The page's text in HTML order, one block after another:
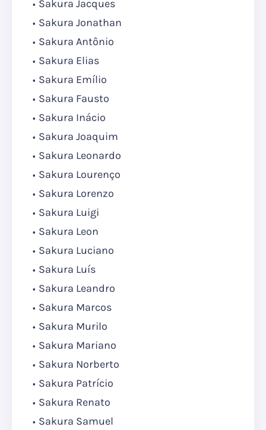
Sakura Jacques
Sakura Jonathan
Sakura Antônio
Sakura Elias
Sakura Emílio
Sakura Fausto
Sakura Inácio
Sakura Joaquim
Sakura Leonardo
Sakura Lourenço
Sakura Lorenzo
Sakura Luigi
Sakura Leon
Sakura Luciano
Sakura Luís
Sakura Leandro
Sakura Marcos
Sakura Murilo
Sakura Mariano
Sakura Norberto
Sakura Patrício
Sakura Renato
Sakura Samuel